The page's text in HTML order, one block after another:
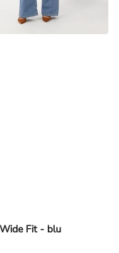
Fit - blu